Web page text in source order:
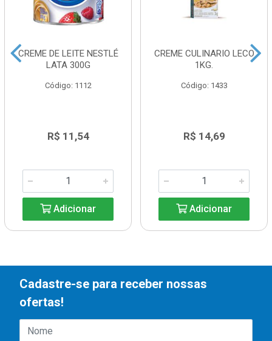
CREME DE LEITE NESTLÉ
LATA 300G
Código: 1112
R$ 11,54
Adicionar
CREME CULINARIO LECO
1KG.
Código: 1433
R$ 14,69
Adicionar
Cadastre-se para receber nossas
ofertas!